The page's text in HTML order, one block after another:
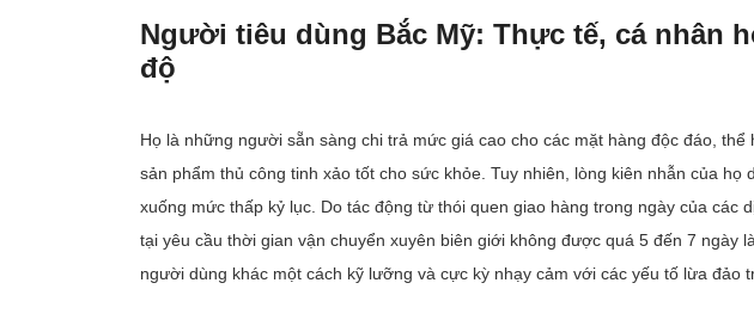
Người tiêu dùng Bắc Mỹ: Thực tế, cá nhân
độ
Họ là những người sẵn sàng chi trả mức giá cao cho các mặt hàng độc đáo,
sản phẩm thủ công tinh xảo tốt cho sức khỏe. Tuy nhiên, lòng kiên nhẫn của họ
xuống mức thấp kỷ lục. Do tác động từ thói quen giao hàng trong ngày của các
tại yêu cầu thời gian vận chuyển xuyên biên giới không được quá 5 đến 7 ngày
người dùng khác một cách kỹ lưỡng và cực kỳ nhạy cảm với các yếu tố lừa đảo